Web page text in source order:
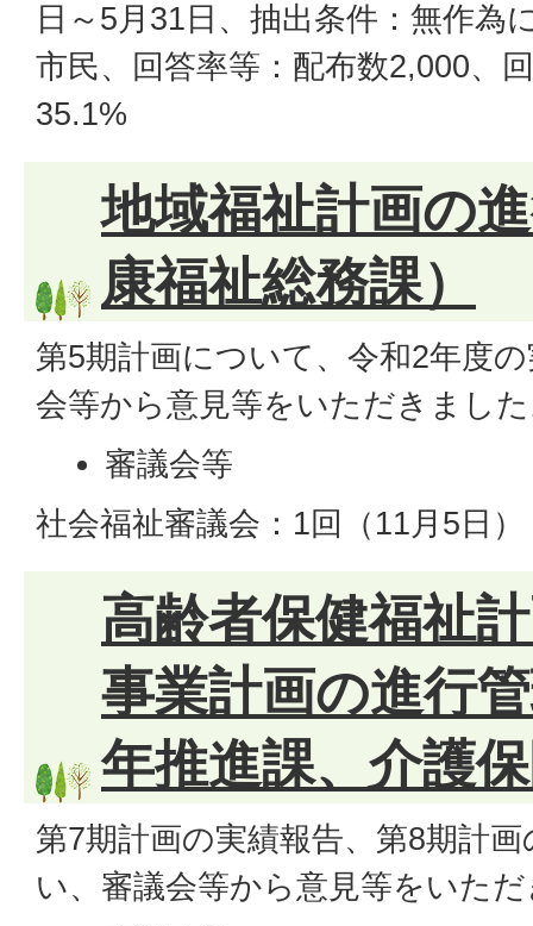
日～5月31日、抽出条件：無作為
市民、回答率等：配布数2,000、
35.1%
地域福祉計画の
康福祉総務課）
第5期計画について、令和2年度
会等から意見等をいただきまし
審議会等
社会福祉審議会：1回（11月5日）
高齢者保健福祉
事業計画の進行
年推進課、介護
第7期計画の実績報告、第8期計
い、審議会等から意見等をいた